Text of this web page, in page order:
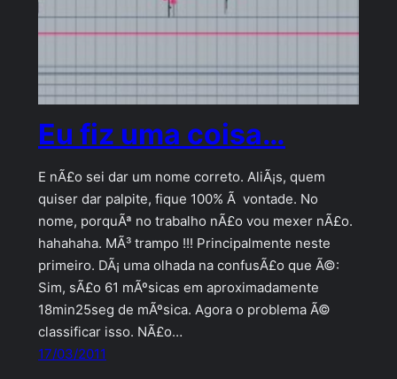
Eu fiz uma coisa…
E nÃ£o sei dar um nome correto. AliÃ¡s, quem
quiser dar palpite, fique 100% Ã vontade. No
nome, porquÃª no trabalho nÃ£o vou mexer nÃ£o.
hahahaha. MÃ³ trampo !!! Principalmente neste
primeiro. DÃ¡ uma olhada na confusÃ£o que Ã©:
Sim, sÃ£o 61 mÃºsicas em aproximadamente
18min25seg de mÃºsica. Agora o problema Ã©
classificar isso. NÃ£o…
17/03/2011